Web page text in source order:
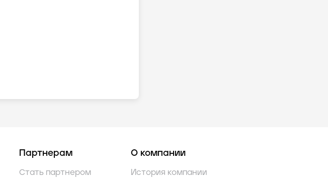
Партнерам
Стать партнером
О компании
История компании